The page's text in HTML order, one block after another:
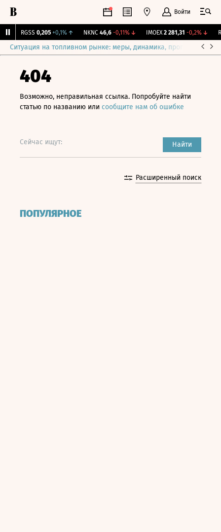
Войти
RGSS 0,205 +0,1% ↑ NKNC 46,6 -0,11% ↓ IMOEX 2 281,31 -0,2%↓
Ситуация на топливном рынке: меры, динамика, прогнозы
404
Возможно, неправильная ссылка. Попробуйте найти
статью по названию или сообщите нам об ошибке
Сейчас ищут: Найти
Расширенный поиск
ПОПУЛЯРНОЕ